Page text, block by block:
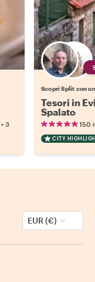
• 3
Scopri Split con
Tesori in
Spalato
150
CITY
EUR (€)